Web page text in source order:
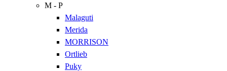
M - P
Malaguti
Merida
MORRISON
Ortlieb
Puky